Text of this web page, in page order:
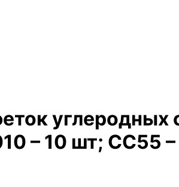
– 10 шт; CC55